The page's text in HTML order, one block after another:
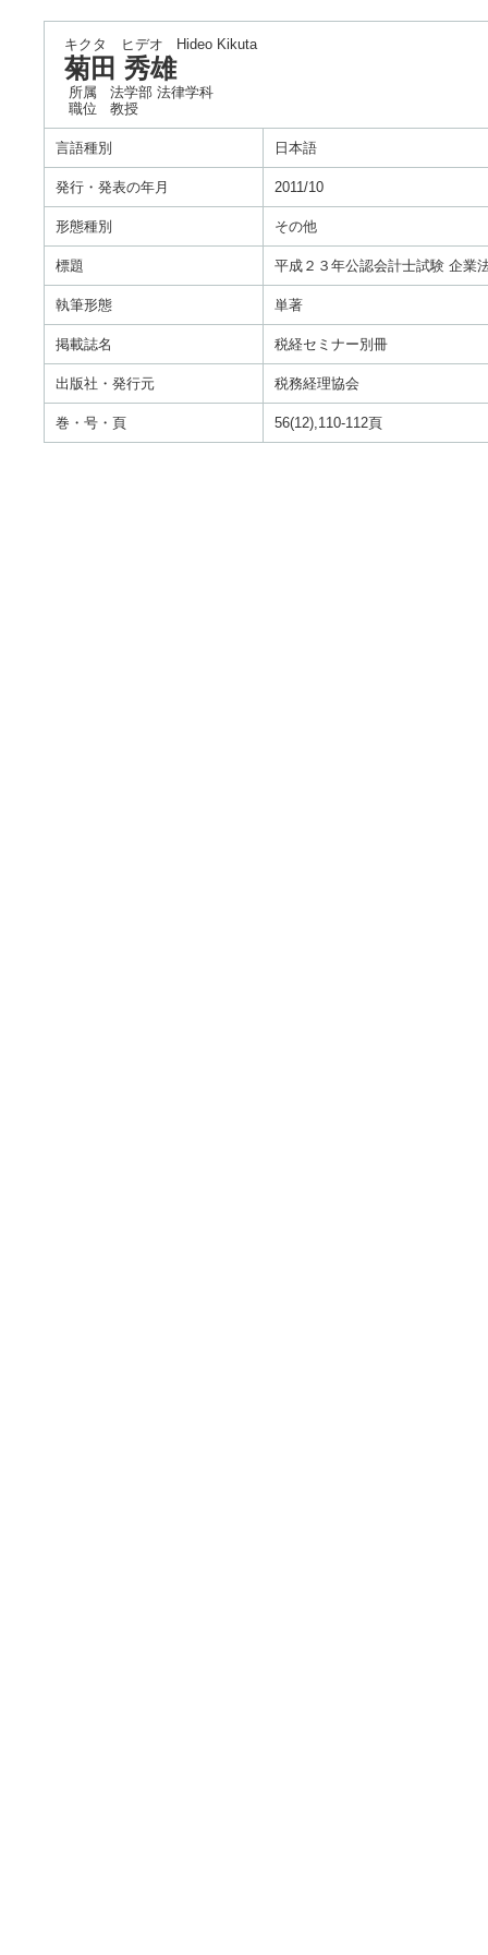
キクタ ヒデオ Hideo Kikuta
菊田 秀雄
所属
法学部 法律学科
職位
教授
言語種別 日本語
発行・発表の年月 2011/10
形態種別 その他
標題 平成２３年公認会計士試験 企業
執筆形態 単著
掲載誌名 税経セミナー別冊
出版社・発行元 税務経理協会
巻・号・頁 56(12),110-112頁